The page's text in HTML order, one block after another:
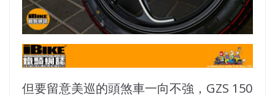
但要留意美巡的頭煞車一向不強，GZS 150